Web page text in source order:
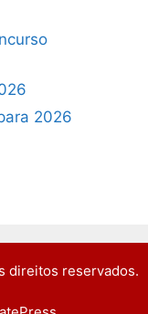
2026
direitos reservados.